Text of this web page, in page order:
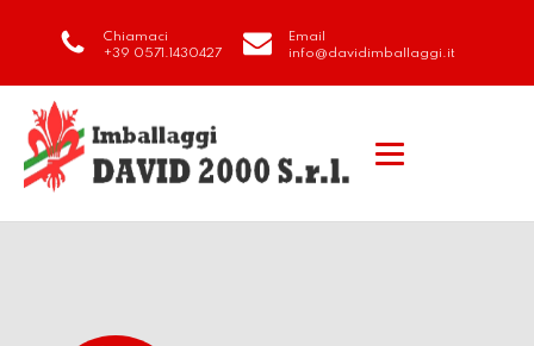
Chiamaci
+39 0571.1430427
Email
info@davidimballaggi.it